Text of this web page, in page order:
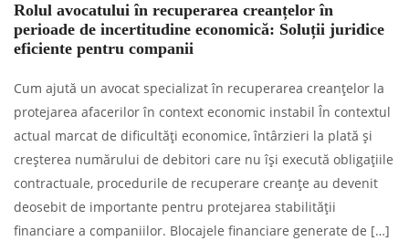
Rolul avocatului în recuperarea creanțelor în
perioade de incertitudine economică: Soluții juridice
eficiente pentru companii
Cum ajută un avocat specializat în recuperarea creanțelor la
protejarea afacerilor în context economic instabil În contextul
actual marcat de dificultăți economice, întârzieri la plată și
creșterea numărului de debitori care nu își execută obligațiile
contractuale, procedurile de recuperare creanțe au devenit
deosebit de importante pentru protejarea stabilității
financiare a companiilor. Blocajele financiare generate de […]